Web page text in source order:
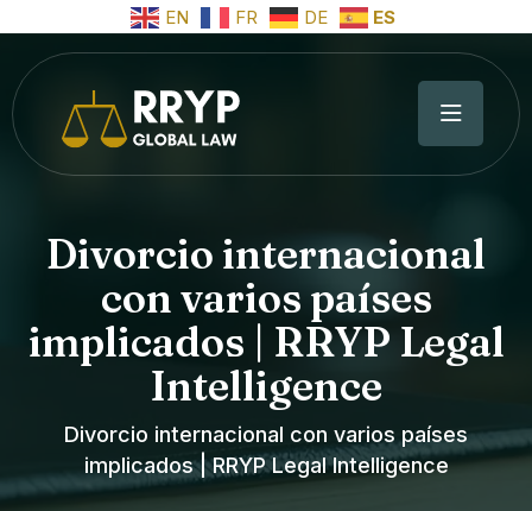
EN FR DE ES
Divorcio internacional
con varios países
implicados | RRYP Legal
Intelligence
Divorcio internacional con varios países
implicados | RRYP Legal Intelligence